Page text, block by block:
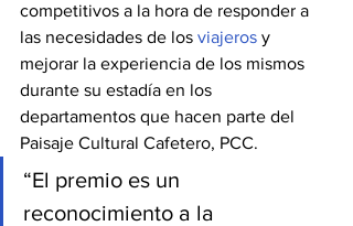
competitivos a la hora de responder a
las necesidades de los viajeros y
mejorar la experiencia de los mismos
durante su estadía en los
departamentos que hacen parte del
Paisaje Cultural Cafetero, PCC.
“El premio es un
reconocimiento a la